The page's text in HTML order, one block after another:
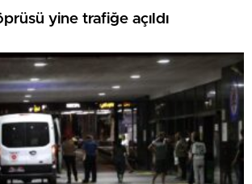
yine trafiğe açıldı